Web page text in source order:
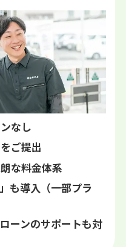
なし
ご提出
な料金体系
も導入（一部プラ
ーンのサポートも対